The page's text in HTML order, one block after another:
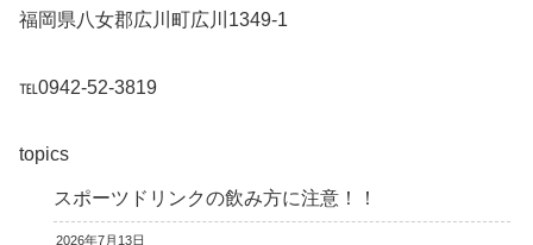
福岡県八女郡広川町広川1349-1
℡0942-52-3819
topics
スポーツドリンクの飲み方に注意！！
2026年7月13日